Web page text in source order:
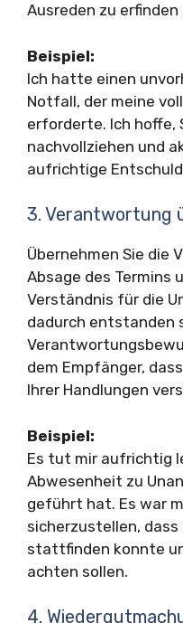
Ausreden zu
Beispiel:
Ich hatte einen
Notfall, der meine
erforderte. Ich hoffe,
nachvollziehen und
aufrichtige
3. Verantwortung
Übernehmen Sie die
Absage des Termins
Verständnis für die
dadurch entstanden
dem Empfänger,
Ihrer Handlungen
Beispiel:
Es tut mir aufrichtig
Abwesenheit zu
geführt hat. Es war
sicherzustellen,
stattfinden konnte
achten sollen.
4.